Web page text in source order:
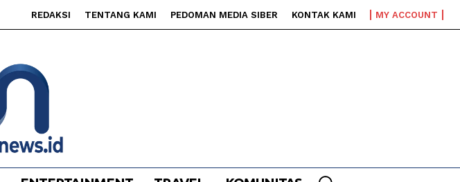
REDAKSI TENTANG KAMI PEDOMAN MEDIA SIBER KONTAK KAMI MY ACCOUNT